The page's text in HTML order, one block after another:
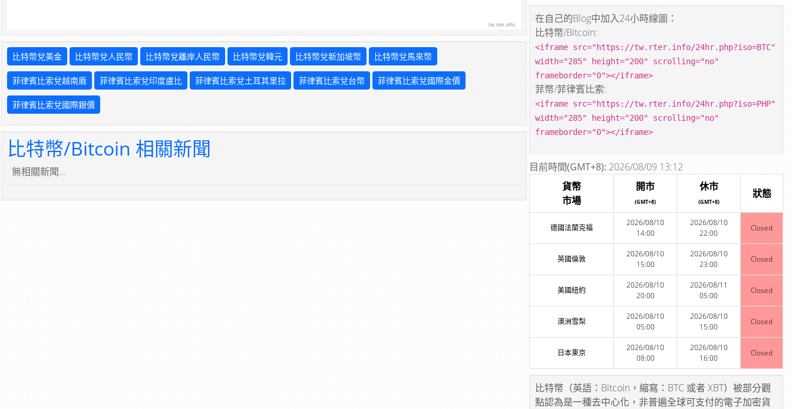
tw.rter.info
比特幣兌美金 比特幣兌人民幣 比特幣兌離岸人民幣 比特幣兌韓元 比特幣兌新加坡幣 比特幣兌馬來幣
菲律賓比索兌越南盾 菲律賓比索兌印度盧比 菲律賓比索兌土耳其里拉 菲律賓比索兌台幣 菲律賓比索兌國際金價
菲律賓比索兌國際銀價
比特幣/Bitcoin 相關新聞
無相關新聞...
在自己的Blog中加入24小時線圖：
比特幣/Bitcoin:
<iframe src="https://tw.rter.info/24hr.php?iso=BTC"
width="285" height="200" scrolling="no"
frameborder="0"></iframe>
菲幣/菲律賓比索:
<iframe src="https://tw.rter.info/24hr.php?iso=PHP"
width="285" height="200" scrolling="no"
frameborder="0"></iframe>
目前時間(GMT+8): 2026/08/09 13:12
貨幣
市場
開市
(GMT+8)
休市
(GMT+8)
狀態
德國法蘭克福
2026/08/10
14:00
2026/08/10
22:00
Closed
英國倫敦
2026/08/10
15:00
2026/08/10
23:00
Closed
美國紐約
2026/08/10
20:00
2026/08/11
05:00
Closed
澳洲雪梨
2026/08/10
05:00
2026/08/10
15:00
Closed
日本東京
2026/08/10
08:00
2026/08/10
16:00
Closed
比特幣（英語：Bitcoin，縮寫：BTC 或者 XBT）被部分觀
點認為是一種去中心化，非普遍全球可支付的電子加密貨